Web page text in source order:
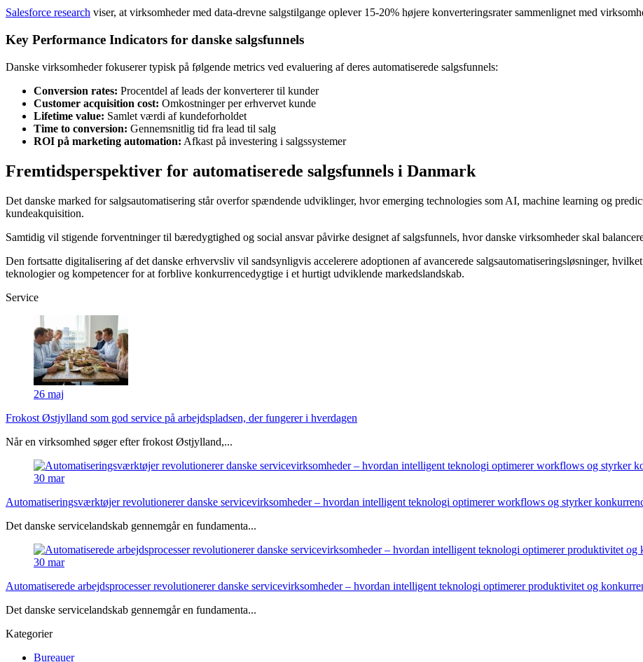
Salesforce research viser, at virksomheder med data-drevne salgstilgange oplever 15-20% højere konverteringsrater sammenlignet med
Key Performance Indicators for danske salgsfunnels
Danske virksomheder fokuserer typisk på følgende metrics ved evaluering af deres automatiserede salgsfunnels:
Conversion rates: Procentdel af leads der konverterer til kunder
Customer acquisition cost: Omkostninger per erhvervet kunde
Lifetime value: Samlet værdi af kundeforholdet
Time to conversion: Gennemsnitlig tid fra lead til salg
ROI på marketing automation: Afkast på investering i salgssystemer
Fremtidsperspektiver for automatiserede salgsfunnels i Danmark
Det danske marked for salgsautomatisering står overfor spændende udviklinger, hvor emerging technologies som AI, machine learning og
kundeakquisition.
Samtidig vil stigende forventninger til bæredygtighed og social ansvar påvirke designet af salgsfunnels, hvor danske virksomheder skal
Den fortsatte digitalisering af det danske erhvervsliv vil sandsynligvis accelerere adoptionen af avancerede salgsautomatiseringsløsninger,
teknologier og kompetencer for at forblive konkurrencedygtige i et hurtigt udviklende markedslandskab.
Service
26 maj
Frokost Østjylland som god service på arbejdspladsen, der fungerer i hverdagen
Når en virksomhed søger efter frokost Østjylland,...
30 mar
Automatiseringsværktøjer revolutionerer danske servicevirksomheder – hvordan intelligent teknologi optimerer workflows og styrker
Det danske servicelandskab gennemgår en fundamenta...
30 mar
Automatiserede arbejdsprocesser revolutionerer danske servicevirksomheder – hvordan intelligent teknologi optimerer produktivitet og
Det danske servicelandskab gennemgår en fundamenta...
Kategorier
Bureauer